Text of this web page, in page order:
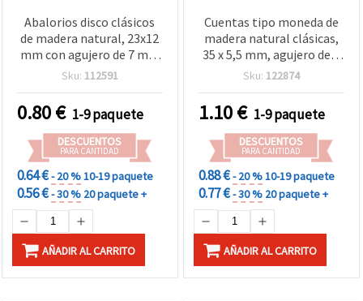
Abalorios disco clásicos
de madera natural, 23x12
mm con agujero de 7 mm
– Set de 5 piezas
bisutería y manualidades
Sku: 112591
0.80€ 1-9 paquete
DESCUENTOS
PARA CANTIDAD
0.64 €- 20 %10-19 paquete
0.56 €- 30 % 20 paquete +
AÑADIR AL CARRITO
Cuentas tipo moneda de
madera natural clásicas,
35 x 5,5 mm, agujero de 2
mm – Pack de 5 piezas
proyectos creativos de
manualidades DIY
Sku: 122874
1.10€ 1-9 paquete
DESCUENTOS
PARA CANTIDAD
0.88 €- 20 %10-19 paquete
0.77 €- 30 % 20 paquete +
AÑADIR AL CARRITO